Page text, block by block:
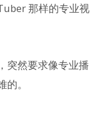
那样的专业视
突然要求像专业播
。